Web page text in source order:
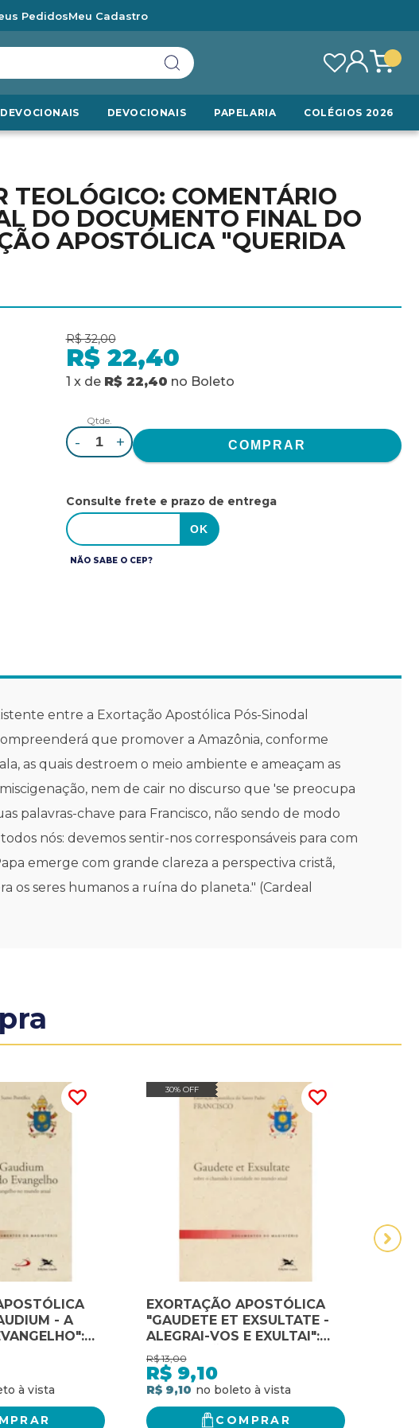
PedidosMeu Cadastro
DEVOCIONAIS PAPELARIA COLÉGIOS 2026
COMENTÁRIO
DO DOCUMENTO FINAL DO
APOSTÓLICA "QUERIDA
R$ 32,00
R$ 22,40
1 x de R$ 22,40 no Boleto
Qtde.
- +
Consulte frete e prazo de entrega
NÃO SABE O CEP?
entre a Exortação Apostólica Pós-Sinodal
que promover a Amazônia, conforme
as quais destroem o meio ambiente e ameaçam as
nem de cair no discurso que 'se preocupa
palavras-chave para Francisco, não sendo de modo
nós: devemos sentir-nos corresponsáveis para com
emerge com grande clareza a perspectiva cristã,
seres humanos a ruína do planeta." (Cardeal
- A
O
30% OFF
EXORTAÇÃO APOSTÓLICA
"GAUDETE ET EXSULTATE -
ALEGRAI-VOS E EXULTAI":
EXORTAÇÃO APOSTÓLICA
DO SANTO PADRE
FRANCISCO SOBRE O
CHAMADO À SANTIDADE NO
MUNDO ATUAL
R$ 13,00
R$ 9,10
R$ 9,10
COMPRAR